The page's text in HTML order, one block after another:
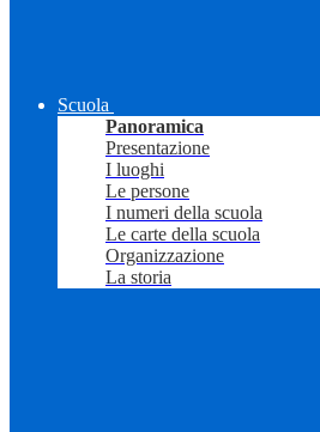
Scuola
Panoramica
Presentazione
I luoghi
Le persone
I numeri della scuola
Le carte della scuola
Organizzazione
La storia